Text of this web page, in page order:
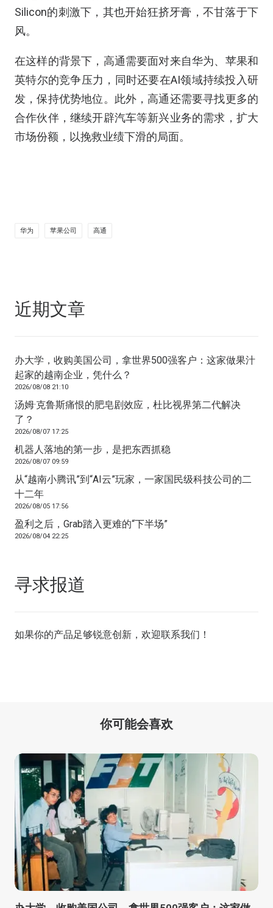
Silicon的刺激下，其也开始狂挤牙膏，不甘落于下
风。
在这样的背景下，高通需要面对来自华为、苹果和
英特尔的竞争压力，同时还要在AI领域持续投入研
发，保持优势地位。此外，高通还需要寻找更多的
合作伙伴，继续开辟汽车等新兴业务的需求，扩大
市场份额，以挽救业绩下滑的局面。
华为 苹果公司 高通
近期文章
办大学，收购美国公司，拿世界500强客户：这家做果汁
起家的越南企业，凭什么？
2026/08/08 21:10
汤姆·克鲁斯痛恨的肥皂剧效应，杜比视界第二代解决
了？
2026/08/07 17:25
机器人落地的第一步，是把东西抓稳
2026/08/07 09:59
从“越南小腾讯”到“AI云”玩家，一家国民级科技公司的二
十二年
2026/08/05 17:56
盈利之后，Grab踏入更难的“下半场”
2026/08/04 22:25
寻求报道
如果你的产品足够锐意创新，欢迎联系我们 ！
你可能会喜欢